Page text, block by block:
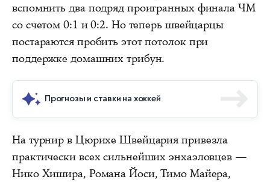
вспомнить два подряд проигранных финала ЧМ
со счетом 0:1 и 0:2. Но теперь швейцарцы
постараются пробить этот потолок при
поддержке домашних трибун.
Прогнозы и ставки на хоккей
На турнир в Цюрихе Швейцария привезла
практически всех сильнейших энхаэловцев —
Нико Хишира, Романа Йоси, Тимо Майера,